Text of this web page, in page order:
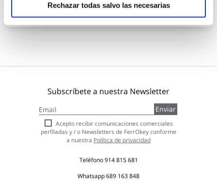
Rechazar todas salvo las necesarias
Añadir al carrito
Subscríbete a nuestra Newsletter
a
nuestro
boletín
de
Enviar
Acepto recibir comunicaciones comerciales
perfiladas y / o Newsletters de FerrOkey conforme
a nuestra Política de privacidad
Teléfono914 815 681
Whatsapp689 163 848